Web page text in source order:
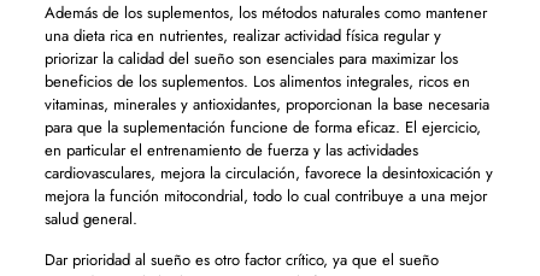
Además de los suplementos, los métodos naturales como mantener
una dieta rica en nutrientes, realizar actividad física regular y
priorizar la calidad del sueño son esenciales para maximizar los
beneficios de los suplementos. Los alimentos integrales, ricos en
vitaminas, minerales y antioxidantes, proporcionan la base necesaria
para que la suplementación funcione de forma eficaz. El ejercicio,
en particular el entrenamiento de fuerza y ​​las actividades
cardiovasculares, mejora la circulación, favorece la desintoxicación y
mejora la función mitocondrial, todo lo cual contribuye a una mejor
salud general.
Dar prioridad al sueño es otro factor crítico, ya que el sueño